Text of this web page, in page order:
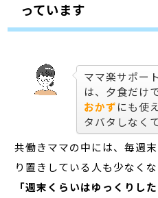
っています
ママ楽サポー
は、夕食だけ
おかずにも使
タバタしなく
共働きママの中には、毎週
り置きしている人も少なく
「週末くらいはゆっくりし